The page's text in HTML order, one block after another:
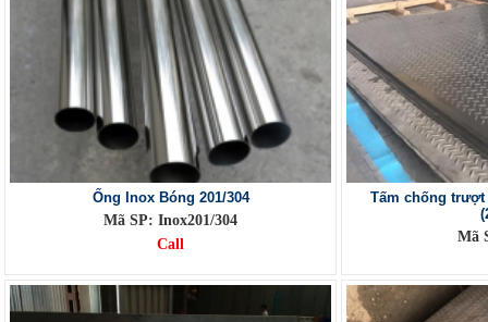
Ống Inox Bóng 201/304
Mã SP: Inox201/304
Call
Tấm chống trượt
Mã